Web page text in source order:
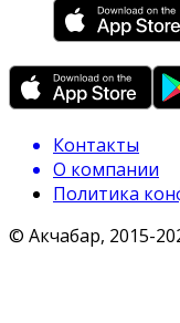
Контакты
О компании
Политика
© Акчабар, 2015-